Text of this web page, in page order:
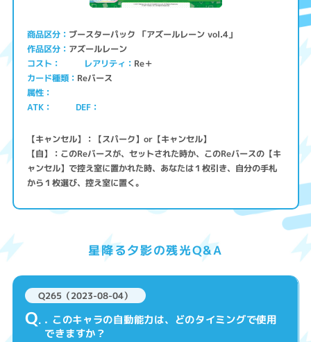
商品区分 ブースターパック 「アズールレーン vol.4」
作品区分 アズールレーン
コスト レアリティ Re＋
カード種類 Reバース
属性
ATK
DEF
【キャンセル】：【スパーク】or【キャンセル】
【自】：このReバースが、セットされた時か、このReバースの【キ
ャンセル】で控え室に置かれた時、あなたは１枚引き、自分の手札
から１枚選び、控え室に置く。
星降る夕影の残光Q&A
Q265（2023-08-04）
Q . このキャラの自動能力は、どのタイミングで使用
できますか？